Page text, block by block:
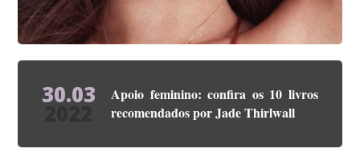
30.03
Apoio feminino: confira os 10 livros
recomendados por Jade Thirlwall